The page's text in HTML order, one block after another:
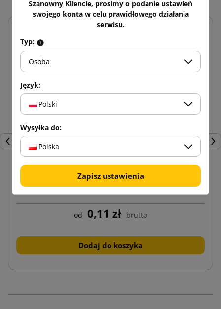
Poprzedni
Koperty kurierskie Kangurki Przylgi C6
od 0,11 zł brutto
Dodaj do koszyka
Szanowny Kliencie, prosimy o podanie ustawień
swojego konta w celu prawidłowego działania
serwisu.
Typ:
Osoba
Język:
Polski
Wysyłka do:
Polska
Zapisz ustawienia